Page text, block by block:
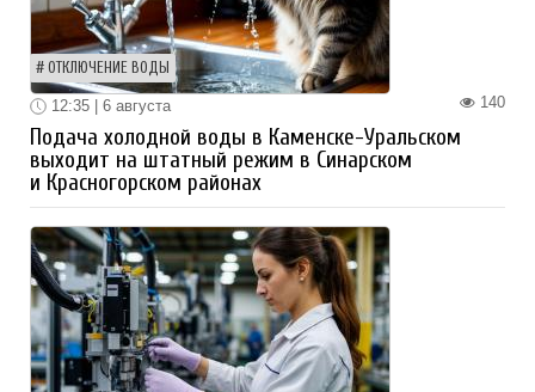
ОТКЛЮЧЕНИЕ ВОДЫ
140
12:35 | 6 августа
Подача холодной воды в Каменске-Уральском
выходит на штатный режим в Синарском
и Красногорском районах